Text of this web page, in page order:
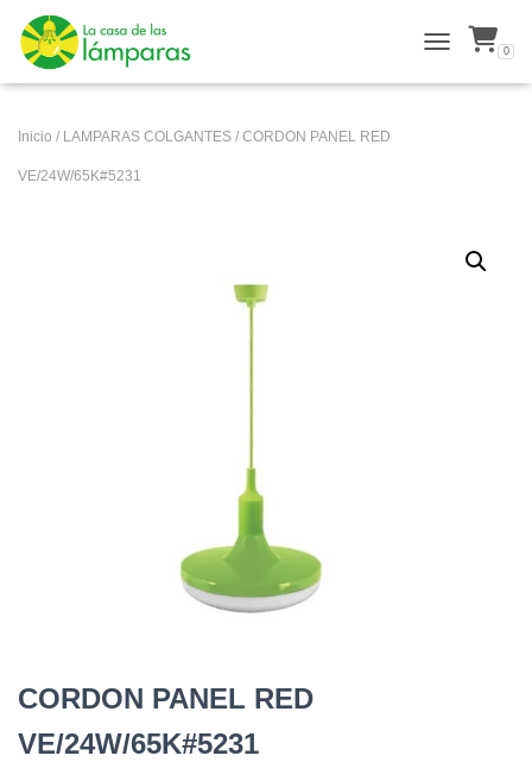
ALTERNAR
0
Inicio / LAMPARAS COLGANTES / CORDON PANEL RED
VE/24W/65K#5231
CORDON PANEL RED
VE/24W/65K#5231